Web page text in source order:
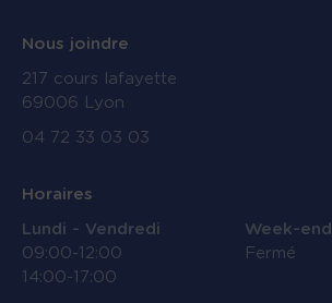
Nous joindre
217 cours lafayette
69006 Lyon
04 72 33 03 03
Horaires
Lundi - Vendredi
09:00-12:00
14:00-17:00
Week-end
Fermé